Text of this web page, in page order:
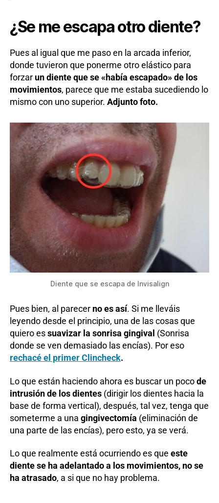
¿Se me escapa otro diente?
Pues al igual que me paso en la arcada inferior,
donde tuvieron que ponerme otro elástico para
forzar un diente que se «había escapado» de los
movimientos, parece que me estaba sucediendo lo
mismo con uno superior. Adjunto foto.
Diente que se escapa de Invisalign
Pues bien, al parecer no es así. Si me lleváis
leyendo desde el principio, una de las cosas que
quiero essuavizar la sonrisa gingival (Sonrisa
donde se ven demasiado las encías). Por eso
rechacé el primer Clincheck.
Lo que están haciendo ahora es buscar un pocode
intrusión de los dientes (dirigir los dientes hacia la
base de forma vertical), después, tal vez, tenga que
someterme a una gingivectomía (eliminación de
una parte de las encías), pero esto, ya se verá.
Lo que realmente está ocurriendo es que este
diente se ha adelantado a los movimientos, no se
ha atrasado, a si que no hay problema.